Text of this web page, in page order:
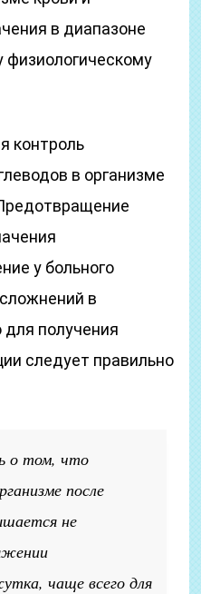
в диапазоне
физиологическому
контроль
в организме
у больного
в
для получения
следует правильно
о том, что
после
не
чаще всего для